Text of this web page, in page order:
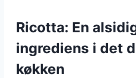
Ricotta: En
ingrediens i det
køkken